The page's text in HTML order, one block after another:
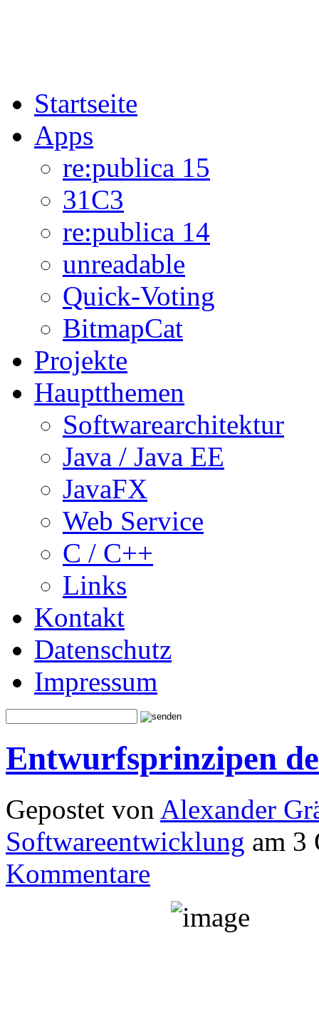
Startseite
Apps
re:publica 15
31C3
re:publica 14
unreadable
Quick-Voting
BitmapCat
Projekte
Hauptthemen
Softwarearchitektur
Java / Java EE
JavaFX
Web Service
C / C++
Links
Kontakt
Datenschutz
Impressum
Entwurfsprinzipen
Gepostet von Alexander
Softwareentwicklung am 3
Kommentare